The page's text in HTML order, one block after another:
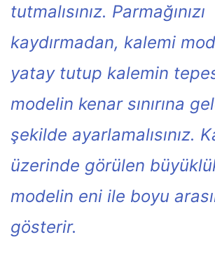
tutmalısınız. Parmağınızı
kaydırmadan, kalemi
yatay tutup kalemin
modelin kenar sınırına
şekilde ayarlamalısınız.
üzerinde görülen
modelin eni ile boyu
gösterir.